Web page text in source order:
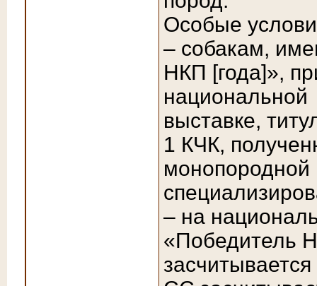
Особые
– собакам,
НКП [года]»,
национальной
выставке,
1 КЧК,
– на
«Победитель